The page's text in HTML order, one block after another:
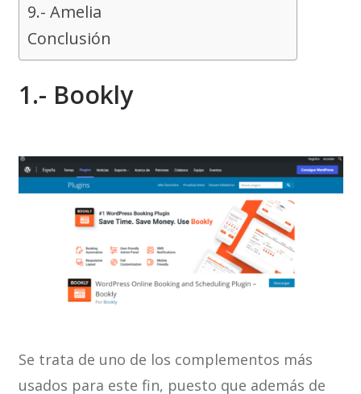
9.- Amelia
Conclusión
1.- Bookly
Se trata de uno de los complementos más
usados para este fin, puesto que además de